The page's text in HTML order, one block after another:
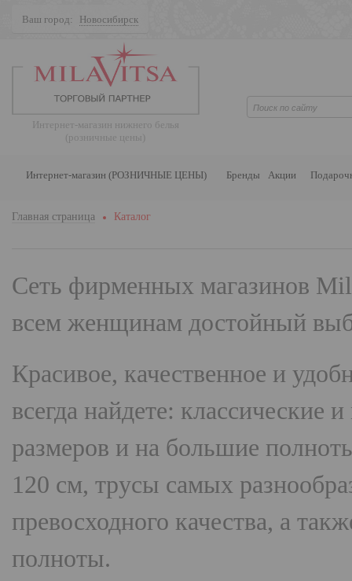
Ваш город: Новосибирск
Интернет-магазин нижнего белья
(розничные цены)
Интернет-магазин (РОЗНИЧНЫЕ ЦЕНЫ) Бренды Акции
Главная страница Каталог
Сеть фирменных магазинов
всем женщинам достойный
Красивое, качественное и
всегда найдете:
размеров и на большие
120 см, трусы самых
превосходного качества, а
полноты.